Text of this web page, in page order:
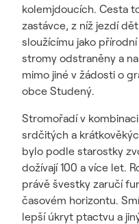
kolemjdoucích. Cesta
zastávce, z níž jezdí
sloužícímu jako
stromy odstraněny a
mimo jiné v žádosti o
obce Studený.
Stromořadí v
srdčitých a
bylo podle starostky
dožívají 100 a více let.
právě švestky zaručí
časovém horizontu.
lepší úkryt ptactvu a